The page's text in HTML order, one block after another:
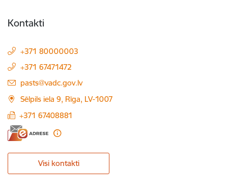
Kontakti
+371 80000003
+371 67471472
E-pasts:
pasts@vadc.gov.lv
Sēlpils iela 9, Rīga, LV-1007
+371 67408881
Visi kontakti